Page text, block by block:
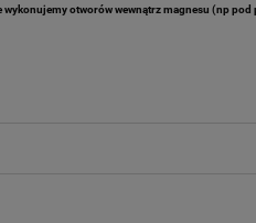
wykonujemy otworów wewnątrz magnesu (np